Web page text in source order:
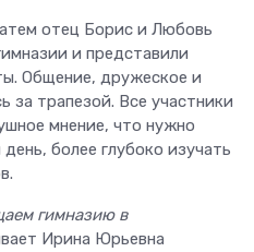
отец Борис и Любовь
и представили
Общение, дружеское и
за трапезой. Все участники
мнение, что нужно
более глубоко изучать
гимназию в
Ирина Юрьевна